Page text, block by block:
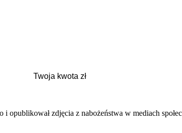
opublikował zdjęcia z nabożeństwa w mediach